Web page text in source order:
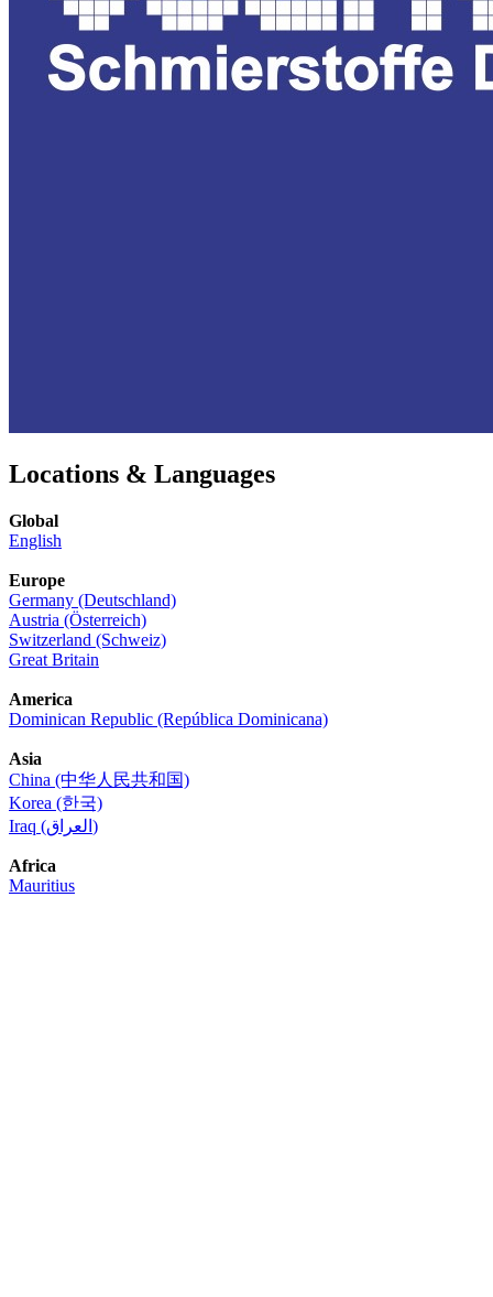
Locations & Languages
Global
English
Europe
Germany (Deutschland)
Austria (Österreich)
Switzerland (Schweiz)
Great Britain
America
Dominican Republic (República Dominicana)
Asia
China (中华人民共和国)
Korea (한국)
Iraq (العراق)
Africa
Mauritius